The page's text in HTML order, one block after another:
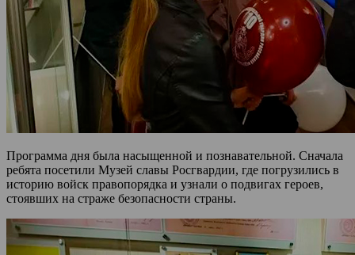
Программа дня была насыщенной и познавательной. Сначала
ребята посетили Музей славы Росгвардии, где погрузились в
историю войск правопорядка и узнали о подвигах героев,
стоявших на страже безопасности страны.